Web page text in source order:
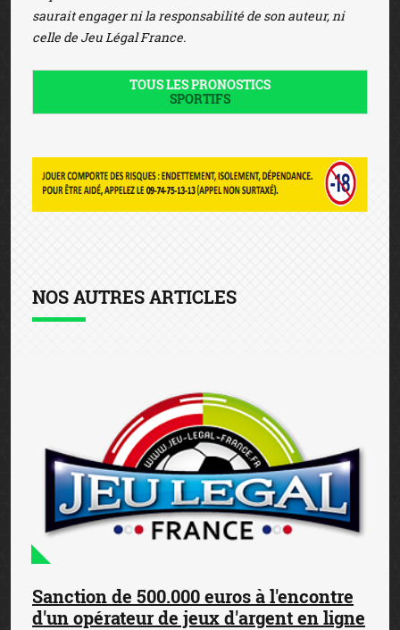
saurait engager ni la responsabilité de son auteur, ni
celle de Jeu Légal France.
TOUS LES PRONOSTICS
SPORTIFS
NOS AUTRES ARTICLES
Sanction de 500.000 euros à l'encontre
d'un opérateur de jeux d'argent en ligne